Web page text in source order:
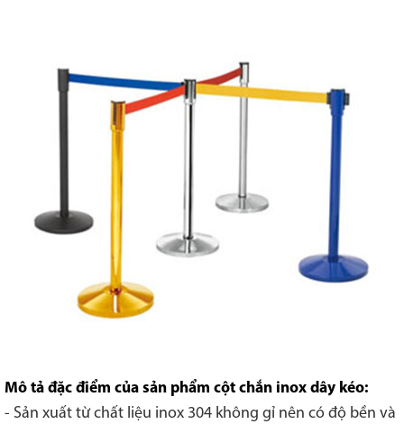
Mô tả đặc điểm của sản phẩm cột chắn inox dây kéo:
- Sản xuất từ chất liệu inox 304 không gỉ nên có độ bền và